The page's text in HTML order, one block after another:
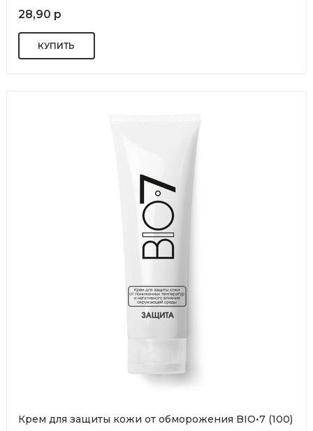
28,90 р
Крем для защиты кожи от обморожения BIO•7 (100)